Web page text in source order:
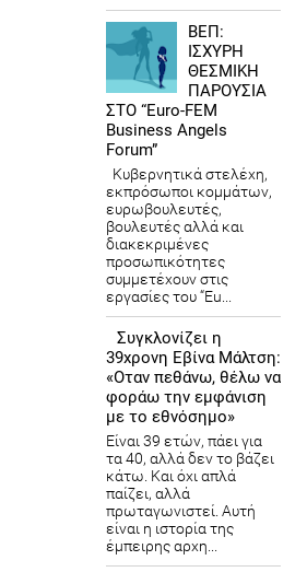
ΒΕΠ:
ΙΣΧΥΡΗ
ΘΕΣΜΙΚΗ
ΠΑΡΟΥΣΙΑ
ΣΤΟ “Euro-FEM
Business Angels
Forum”
Κυβερνητικά στελέχη,
εκπρόσωποι κομμάτων,
ευρωβουλευτές,
βουλευτές αλλά και
διακεκριμένες
προσωπικότητες
συμμετέχουν στις
εργασίες του “Eu...
Συγκλονίζει η
39χρονη Εβίνα Μάλτση:
«Οταν πεθάνω, θέλω να
φοράω την εμφάνιση
με το εθνόσημο»
Είναι 39 ετών, πάει για
τα 40, αλλά δεν το βάζει
κάτω. Και όχι απλά
παίζει, αλλά
πρωταγωνιστεί. Αυτή
είναι η ιστορία της
έμπειρης αρχη...